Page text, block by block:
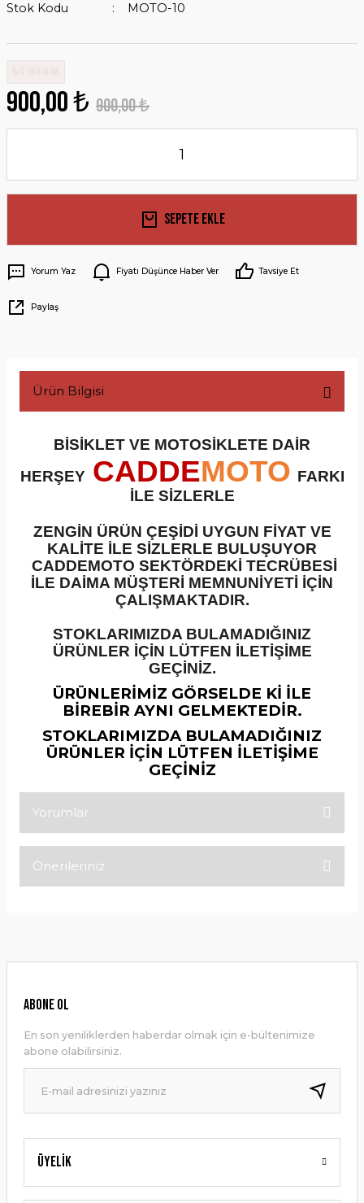
Stok Kodu
MOTO-10
900,00 ₺ 900,00 ₺
Sepete Ekle
Yorum Yaz Fiyatı Düşünce Haber Ver Tavsiye Et
Paylaş
Ürün Bilgisi
BİSİKLET VE MOTOSİKLETE DAİR
HERŞEY CADDEMOTO FARKI
İLE SİZLERLE
ZENGİN ÜRÜN ÇEŞİDİ UYGUN FİYAT VE
KALİTE İLE SİZLERLE BULUŞUYOR
CADDEMOTO SEKTÖRDEKİ TECRÜBESİ
İLE DAİMA MÜŞTERİ MEMNUNİYETİ İÇİN
ÇALIŞMAKTADIR.
STOKLARIMIZDA BULAMADIĞINIZ
ÜRÜNLER İÇİN LÜTFEN İLETİŞİME
GEÇİNİZ.
ÜRÜNLERİMİZ GÖRSELDE Kİ İLE
BİREBİR AYNI GELMEKTEDİR.
STOKLARIMIZDA BULAMADIĞINIZ
ÜRÜNLER İÇİN LÜTFEN İLETİŞİME
GEÇİNİZ
Yorumlar
Önerileriniz
Ürün resmi kalitesiz, bozuk veya görüntülenemiyor.
Ürün bilgilerinde hatalar bulunuyor.
Ürün fiyatı diğer sitelerden daha pahalı.
Bu ürüne benzer farklı alternatifler olmalı.
Gönder
Üyelik
ABONE OL
En son yeniliklerden haberdar olmak için e-bültenimize
abone olabilirsiniz.